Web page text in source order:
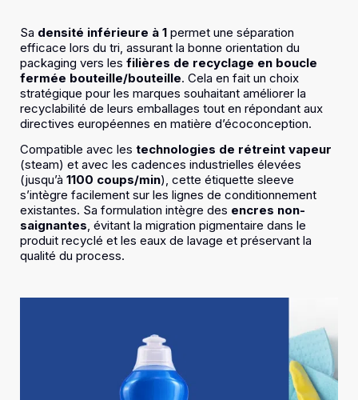
Sa densité inférieure à 1 permet une séparation
efficace lors du tri, assurant la bonne orientation du
packaging vers les filières de recyclage en boucle
fermée bouteille/bouteille. Cela en fait un choix
stratégique pour les marques souhaitant améliorer la
recyclabilité de leurs emballages tout en répondant aux
directives européennes en matière d’écoconception.
Compatible avec les technologies de rétreint vapeur
(steam) et avec les cadences industrielles élevées
(jusqu’à 1100 coups/min), cette étiquette sleeve
s’intègre facilement sur les lignes de conditionnement
existantes. Sa formulation intègre des encres non-
saignantes, évitant la migration pigmentaire dans le
produit recyclé et les eaux de lavage et préservant la
qualité du process.